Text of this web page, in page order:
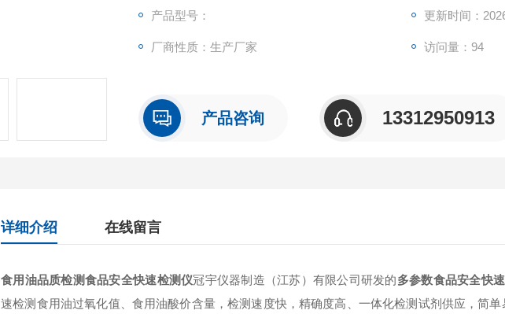
产品型号： 更新时间：
厂商性质：生产厂家 访问量：94
产品咨询 13312950913
详细介绍 在线留言
食用油品质检测食品安全快速检测仪冠宇仪器制造（江苏）有限公司研发的多参数食品安全快
速检测食用油过氧化值、食用油酸价含量，检测速度快，精确度高、一体化检测试剂供应，简